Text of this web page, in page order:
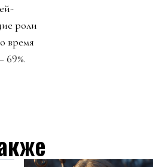
роли
время
69%.